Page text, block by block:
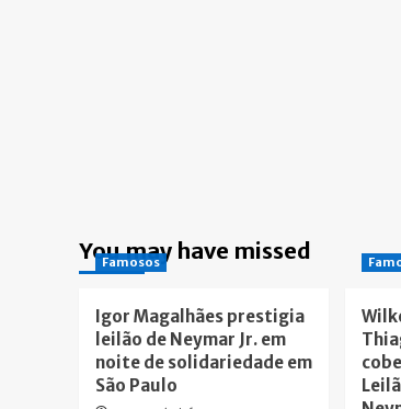
You may have missed
Famosos
Igor Magalhães prestigia
leilão de Neymar Jr. em
noite de solidariedade em
São Paulo